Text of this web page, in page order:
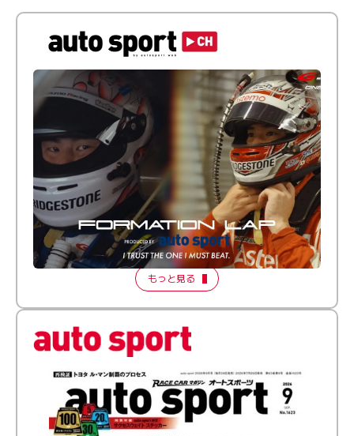
倒す相手を、信じてる。小林利徠斗 × 野村勇斗
【FORMATION LAP Produced by auto sport】
2026 Episode 2
もっと見る